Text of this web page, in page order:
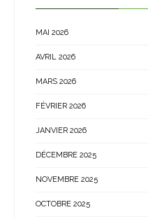
MAI 2026
AVRIL 2026
MARS 2026
FÉVRIER 2026
JANVIER 2026
DÉCEMBRE 2025
NOVEMBRE 2025
OCTOBRE 2025